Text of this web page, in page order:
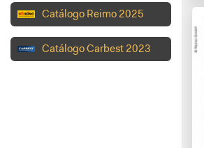
Catálogo Reimo 2025
Catálogo Carbest 2023